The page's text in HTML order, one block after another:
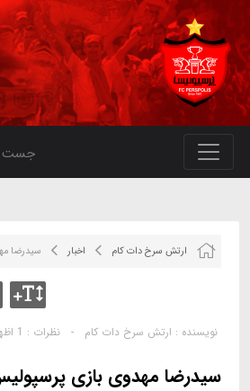
ارتش سرخ دات کام اخبار سیدرضا
نویسنده : ارتش سرخ دات کام - نظرات : 1 اظهار نظر
سیدرضا مهدوی بازی